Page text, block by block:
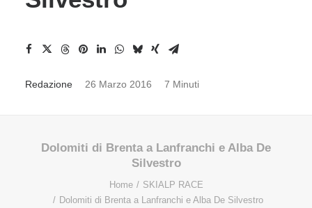
Redazione 26 Marzo 2016 7 Minuti
Dolomiti di Brenta a Lanfranchi e Alba De
Silvestro
Home
SKIALP RACE
Dolomiti di Brenta a Lanfranchi e Alba De Silvestro